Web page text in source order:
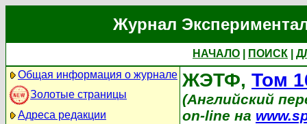
Журнал
НАЧАЛО ПОИСК
Общая информация о журнале
Золотые страницы
Адреса редакции
ЖЭТФ, Том
(Английский
on-line на